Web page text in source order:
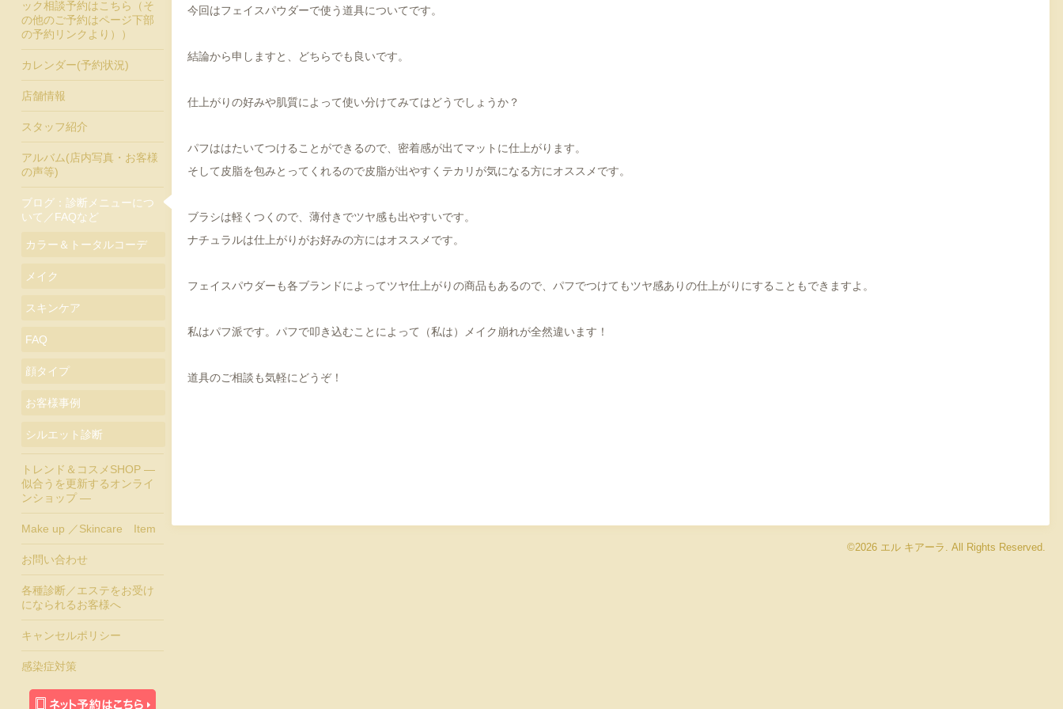
今回はフェイスパウダーで使う道具についてです。
結論から申しますと、どちらでも良いです。
仕上がりの好みや肌質によって使い分けてみてはどうでしょうか？
パフははたいてつけることができるので、密着感が出てマットに仕上がります。
そして皮脂を包みとってくれるので皮脂が出やすくテカリが気になる方にオススメです。
ブラシは軽くつくので、薄付きでツヤ感も出やすいです。
ナチュラルは仕上がりがお好みの方にはオススメです。
フェイスパウダーも各ブランドによってツヤ仕上がりの商品もあるので、パフでつけてもツヤ感ありの仕上がりにすることもできますよ。
私はパフ派です。パフで叩き込むことによって（私は）メイク崩れが全然違います！
道具のご相談も気軽にどうぞ！
©2026 エル キアーラ . All Rights Reserved.
ック相談予約はこちら（そ
の他のご予約はページ下部
の予約リンクより））
カレンダー(予約状況)
店舗情報
スタッフ紹介
アルバム(店内写真・お客様
の声等)
ブログ：診断メニューにつ
いて／FAQなど
カラー＆トータルコーデ
メイク
スキンケア
FAQ
顔タイプ
お客様事例
シルエット診断
トレンド＆コスメSHOP ―
似合うを更新するオンライ
ンショップ ―
Make up ／Skincare Item
お問い合わせ
各種診断／エステをお受け
になられるお客様へ
キャンセルポリシー
感染症対策